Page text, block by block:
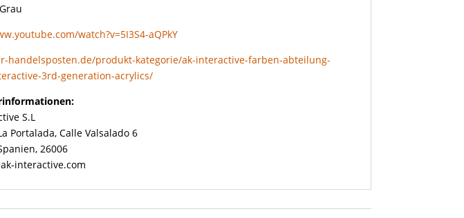
watch?v=5I3S4-aQPkY
handelsposten.de/produkt-kategorie/ak-interactive-farben-abteilung-
3rd-generation-acrylics/
S.L
Portalada, Calle Valsalado 6
26006
interactive.com